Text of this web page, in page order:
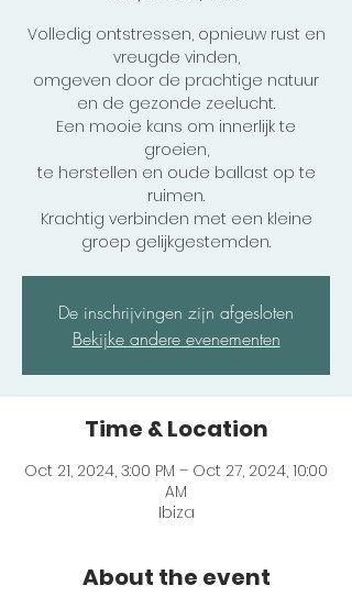
Volledig ontstressen, opnieuw rust en
vreugde vinden,
omgeven door de prachtige natuur
en de gezonde zeelucht.
Een mooie kans om innerlijk te
groeien,
te herstellen en oude ballast op te
ruimen.
Krachtig verbinden met een kleine
groep gelijkgestemden.
De inschrijvingen zijn afgesloten
Bekijke andere evenementen
Time & Location
Oct 21, 2024, 3:00 PM – Oct 27, 2024, 10:00
AM
Ibiza
About the event